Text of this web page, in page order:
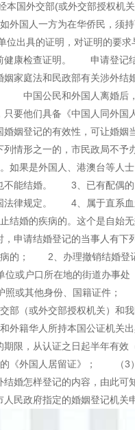
本国外交部(或外交部授权机
国人一方为在华侨民，须
位出具的证明，对证明的
健康检查证明。 申请登记
家庭法和民政部有关涉外
中国公民和外国人离婚
要他们具备《中国人同外
婚姻登记的有效性，可让
情形之一的，市民政局不
如果是外国人、港澳台等
不能结婚。 3、已有配偶
法律规定。 4、属于直系
婚的疾病的。这个是自始
请结婚登记的当事人有下
的； 2、办理撤销结婚
户口所在地的街道办事处
其他身份、国籍证件； （
（或外交部授权机关）和
籍华人所持本国公证机关出
期限，从认证之日起半
外国人居留证》； （3）
怎样登记的内容，由此可
民政府指定的婚姻登记机关